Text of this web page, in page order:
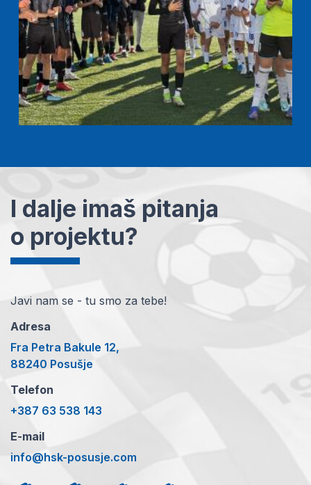
I dalje imaš pitanja
o projektu?
Javi nam se - tu smo za tebe!
Adresa
Fra Petra Bakule 12,
88240 Posušje
Telefon
+387 63 538 143
E-mail
info@hsk-posusje.com